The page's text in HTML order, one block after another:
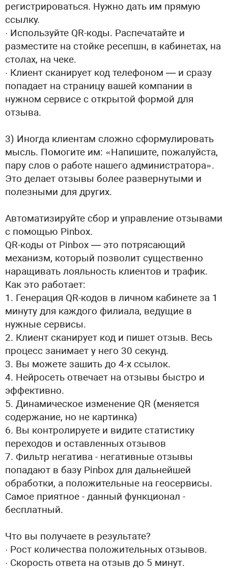
регистрироваться. Нужно дать им прямую
ссылку.
· Используйте QR-коды. Распечатайте и
разместите на стойке ресепшн, в кабинетах, на
столах, на чеке.
· Клиент сканирует код телефоном — и сразу
попадает на страницу вашей компании в
нужном сервисе с открытой формой для
отзыва.
3) Иногда клиентам сложно сформулировать
мысль. Помогите им: «Напишите, пожалуйста,
пару слов о работе нашего администратора».
Это делает отзывы более развернутыми и
полезными для других.
Автоматизируйте сбор и управление отзывами
с помощью Pinbox.
QR-коды от Pinbox — это потрясающий
механизм, который позволит существенно
наращивать лояльность клиентов и трафик.
Как это работает:
1. Генерация QR-кодов в личном кабинете за 1
минуту для каждого филиала, ведущие в
нужные сервисы.
2. Клиент сканирует код и пишет отзыв. Весь
процесс занимает у него 30 секунд.
3. Вы можете зашить до 4-х ссылок.
4. Нейросеть отвечает на отзывы быстро и
эффективно.
5. Динамическое изменение QR (меняется
содержание, но не картинка)
6. Вы контролируете и видите статистику
переходов и оставленных отзывов
7. Фильтр негатива - негативные отзывы
попадают в базу Pinbox для дальнейшей
обработки, а положительные на геосервисы.
Самое приятное - данный функционал -
бесплатный.
Что вы получаете в результате?
· Рост количества положительных отзывов.
· Скорость ответа на отзыв до 5 минут.